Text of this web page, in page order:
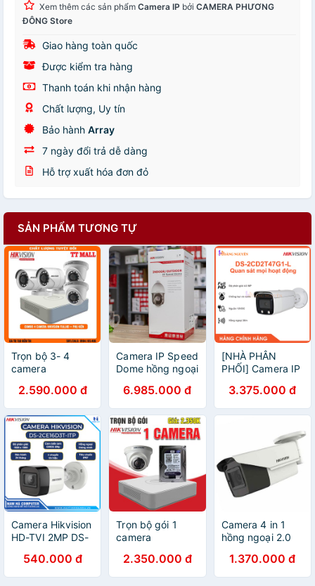
Xem thêm các sản phẩm Camera IP bởi CAMERA PHƯƠNG
ĐÔNG Store
Giao hàng toàn quốc
Được kiểm tra hàng
Thanh toán khi nhận hàng
Chất lượng, Uy tín
Bảo hành Array
7 ngày đổi trả dễ dàng
Hỗ trợ xuất hóa đơn đỏ
SẢN PHẨM TƯƠNG TỰ
Trọn bộ 3- 4
camera
2.0 megapixel
Full HD 1080P
kèm HDD 500G
và dây liền
nguồn đúc sẵn
2.590.000 đ
Camera IP Speed
Dome hồng ngoại
HIKVISION DS-
2DE4225IW-DE -
Hàng chính hãng
6.985.000 đ
[NHÀ PHÂN
PHỐI] Camera IP
2CD2T47G1-L
4MP - Đèn Trợ
Sáng Tầm Xa
Chống Nước Và
Bụi Bẩn IP67
3.375.000 đ
Camera Hikvision
HD-TVI 2MP DS-
Hàng chính hãng
bảo hành 24
540.000 đ
Trọn bộ gói 1
camera
chính hãng độ
phân giải HD siêu
2.350.000 đ
Camera 4 in 1
hồng ngoại 2.0
HIKVISION DS-
2CE19D3T-IT3ZF
1.370.000 đ